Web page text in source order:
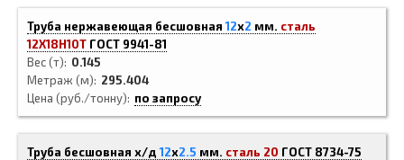
Труба нержавеющая бесшовная12x2 мм. сталь
12Х18Н10Т ГОСТ 9941-81
Вес (т)
0.145
Метраж (м)
295.404
Цена (руб./тонну)
по запросу
Труба бесшовная х/д12x2.5 мм. сталь 20 ГОСТ 8734-75